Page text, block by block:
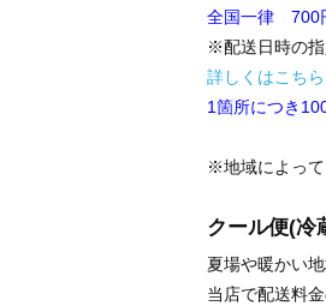
全国一律 700
※配送日時の指
詳しくはこちら
1箇所につき
※地域によって
クール便(冷
夏場や暖かい
当店で配送料